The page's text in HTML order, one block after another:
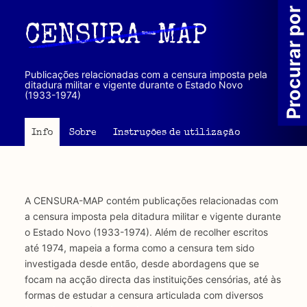
principal
CENSURA-MAP
Publicações relacionadas com a censura imposta pela
ditadura militar e vigente durante o Estado Novo
(1933-1974)
Info Sobre Instruções de utilização
A CENSURA-MAP contém publicações relacionadas com
a censura imposta pela ditadura militar e vigente durante
o Estado Novo (1933-1974). Além de recolher escritos
até 1974, mapeia a forma como a censura tem sido
investigada desde então, desde abordagens que se
focam na acção directa das instituições censórias, até às
formas de estudar a censura articulada com diversos
Procurar por